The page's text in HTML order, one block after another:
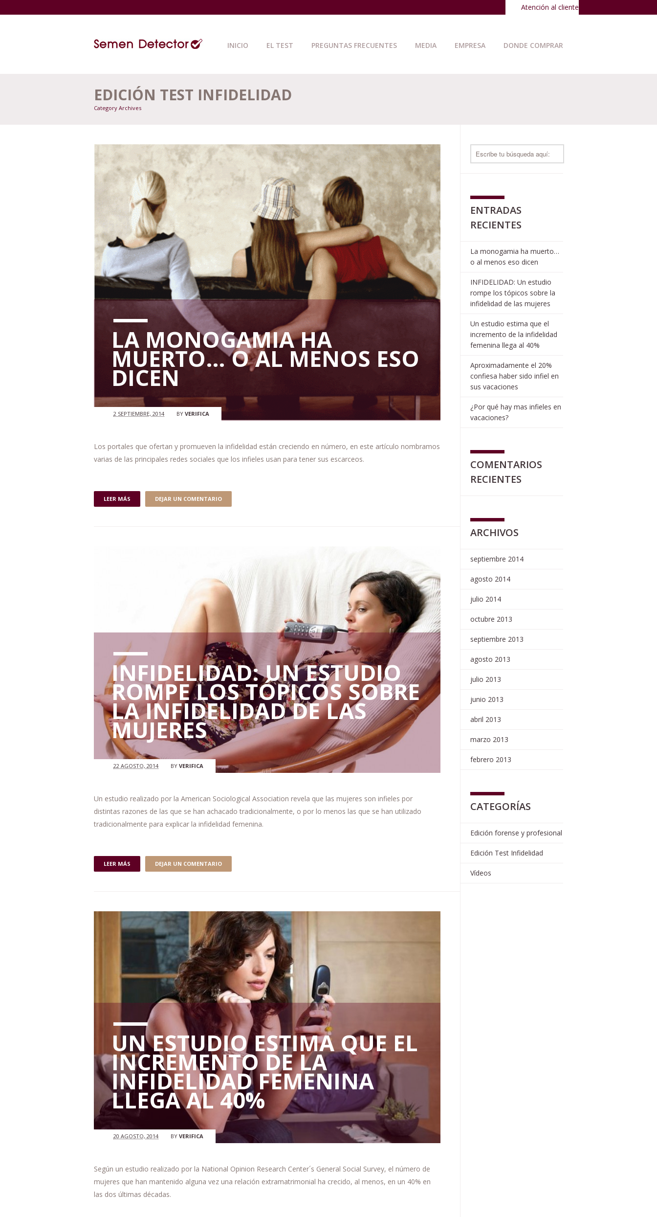
Atención al cliente
INICIO EL TEST PREGUNTAS FRECUENTES MEDIA EMPRESA DONDE COMPRAR
EDICIÓN TEST INFIDELIDAD
Category Archives
LA MONOGAMIA HA
MUERTO… O AL MENOS ESO
DICEN
2 SEPTIEMBRE, 2014 BY VERIFICA
Los portales que ofertan y promueven la infidelidad están creciendo en número, en este artículo nombramos
varias de las principales redes sociales que los infieles usan para tener sus escarceos.
LEER MÁS DEJAR UN COMENTARIO
INFIDELIDAD: UN ESTUDIO
ROMPE LOS TÓPICOS SOBRE
LA INFIDELIDAD DE LAS
MUJERES
22 AGOSTO, 2014 BY VERIFICA
Un estudio realizado por la American Sociological Association revela que las mujeres son infieles por
distintas razones de las que se han achacado tradicionalmente, o por lo menos las que se han utilizado
tradicionalmente para explicar la infidelidad femenina.
LEER MÁS DEJAR UN COMENTARIO
UN ESTUDIO ESTIMA QUE EL
INCREMENTO DE LA
INFIDELIDAD FEMENINA
LLEGA AL 40%
20 AGOSTO, 2014 BY VERIFICA
Según un estudio realizado por la National Opinion Research Center´s General Social Survey, el número de
mujeres que han mantenido alguna vez una relación extramatrimonial ha crecido, al menos, en un 40% en
las dos últimas décadas.
ENTRADAS
RECIENTES
La monogamia ha muerto…
o al menos eso dicen
INFIDELIDAD: Un estudio
rompe los tópicos sobre la
infidelidad de las mujeres
Un estudio estima que el
incremento de la infidelidad
femenina llega al 40%
Aproximadamente el 20%
confiesa haber sido infiel en
sus vacaciones
¿Por qué hay mas infieles en
vacaciones?
COMENTARIOS
RECIENTES
ARCHIVOS
septiembre 2014
agosto 2014
julio 2014
octubre 2013
septiembre 2013
agosto 2013
julio 2013
junio 2013
abril 2013
marzo 2013
febrero 2013
CATEGORÍAS
Edición forense y profesional
Edición Test Infidelidad
Vídeos